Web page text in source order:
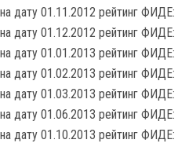
на дату 01.11.2012 рейтинг ФИДЕ:
на дату 01.12.2012 рейтинг ФИДЕ:
на дату 01.01.2013 рейтинг ФИДЕ:
на дату 01.02.2013 рейтинг ФИДЕ:
на дату 01.03.2013 рейтинг ФИДЕ:
на дату 01.06.2013 рейтинг ФИДЕ:
на дату 01.10.2013 рейтинг ФИДЕ: